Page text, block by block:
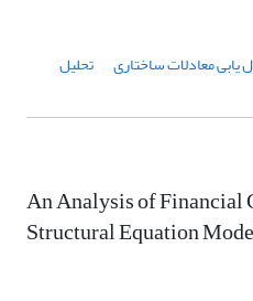
یابی معادلات ساختاری تحلیل
An Analysis of Financial
Structural Equation